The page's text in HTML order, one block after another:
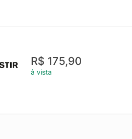
R$ 175,90
à vista